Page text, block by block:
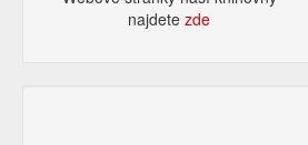
najdetezde​